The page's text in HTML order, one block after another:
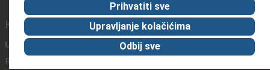
Korisni linkovi
Usluge
Registrirajte
Industrijska
Prihvatiti sve
Upravljanje kolačićima
Odbij sve